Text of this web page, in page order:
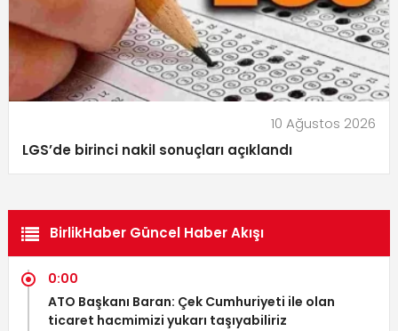
10 Ağustos 2026
LGS’de birinci nakil sonuçları açıklandı
BirlikHaber Güncel Haber Akışı
0:00
ATO Başkanı Baran: Çek Cumhuriyeti ile olan
ticaret hacmimizi yukarı taşıyabiliriz